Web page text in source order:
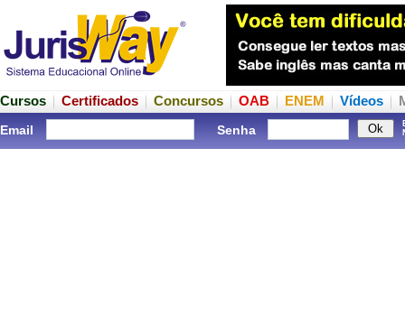
Cursos Certificados Concursos OAB ENEM Vídeos
Email Senha